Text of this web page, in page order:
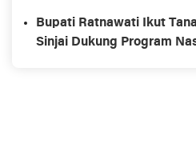
Bupati Ratnawati Ikut
Sinjai Dukung Program